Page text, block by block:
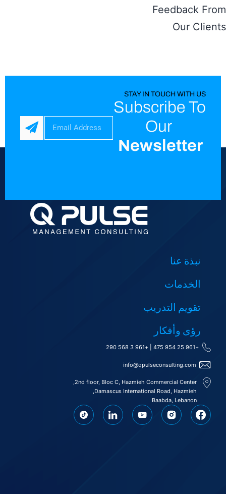
Feedback From
Our Clients
STAY IN TOUCH WITH US
Subscribe To
Our
Newsletter
نبذة عنا
الخدمات
تقويم التدريب
رؤى وأفكار
+961 25 954 475
+961 3 568 290
info@qpulseconsulting.com